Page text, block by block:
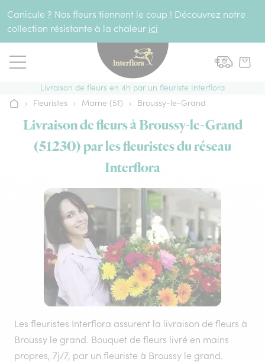
Canicule ? Nos fleurs tiennent le coup ! Découvrez notre
collection résistante à la chaleur ici
Livraison de fleurs en 4h par un fleuriste Interflora
Accueil
› Fleuristes › Marne (51) › Broussy-le-Grand
Livraison de fleurs à Broussy-le-Grand
(51230) par les fleuristes du réseau
Interflora
Les fleuristes Interflora assurent la livraison de fleurs à
Broussy le grand. Bouquet de fleurs livré en mains
propres, 7j/7, par un fleuriste à Broussy le grand.